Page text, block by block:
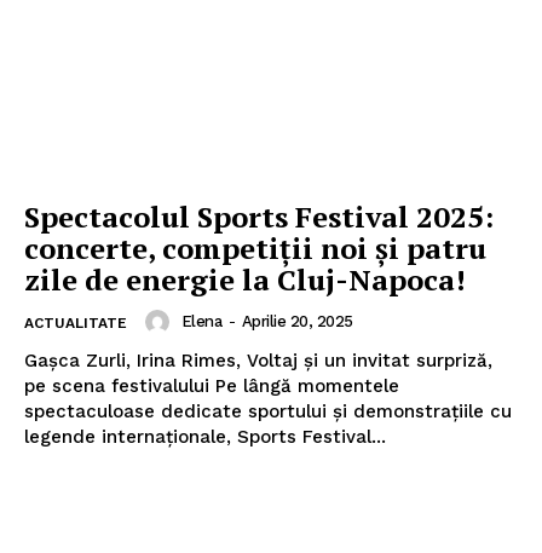
Spectacolul Sports Festival 2025:
concerte, competiții noi și patru
zile de energie la Cluj-Napoca!
ACTUALITATE Elena - Aprilie 20, 2025
Gașca Zurli, Irina Rimes, Voltaj și un invitat surpriză,
pe scena festivalului Pe lângă momentele
spectaculoase dedicate sportului și demonstrațiile cu
legende internaționale, Sports Festival...